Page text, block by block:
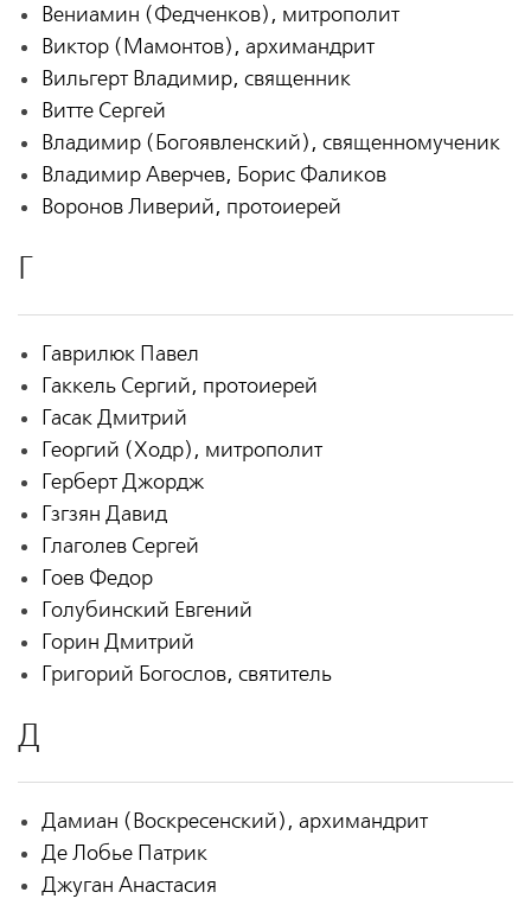
Вениамин (Федченков), митрополит
Виктор (Мамонтов), архимандрит
Вильгерт Владимир, священник
Витте Сергей
Владимир (Богоявленский), священномученик
Владимир Аверчев, Борис Фаликов
Воронов Ливерий, протоиерей
Г
Гаврилюк Павел
Гаккель Сергий, протоиерей
Гасак Дмитрий
Георгий (Ходр), митрополит
Герберт Джордж
Гзгзян Давид
Глаголев Сергей
Гоев Федор
Голубинский Евгений
Горин Дмитрий
Григорий Богослов, святитель
Д
Дамиан (Воскресенский), архимандрит
Де Лобье Патрик
Джуган Анастасия